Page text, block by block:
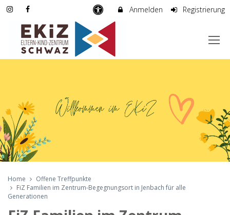
Anmelden Registrierung
Home
Offene Treffpunkte
FiZ Familien im Zentrum-Begegnungsort in Jenbach für alle
Generationen